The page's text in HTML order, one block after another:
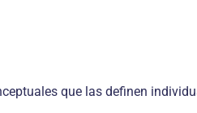
que las definen